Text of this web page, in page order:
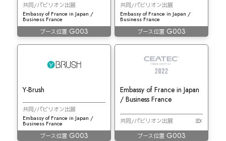
共同/パビリオン出展
Embassy of France in Japan /
Business France
ブース位置G003
共同/パビリオン出展
Embassy of France in Japan /
Business France
ブース位置G003
Y-Brush
共同/パビリオン出展
Embassy of France in Japan /
Business France
ブース位置G003
Embassy of France in Japan
/ Business France
共同/パビリオン出展
ブース位置G003